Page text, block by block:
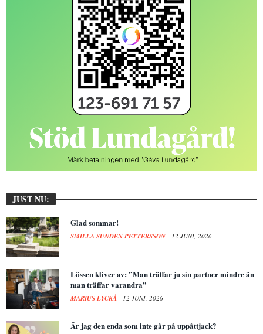
JUST NU:
Glad sommar!
SMILLA SUNDÉN PETTERSSON 12 JUNI, 2026
Lössen kliver av: ”Man träffar ju sin partner mindre än
man träffar varandra”
MARIUS LYCKÅ 12 JUNI, 2026
Är jag den enda som inte går på uppåttjack?